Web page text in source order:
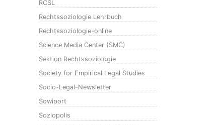
RCSL
Rechtssoziologie Lehrbuch
Rechtssoziologie-online
Science Media Center (SMC)
Sektion Rechtssoziologie
Society for Empirical Legal Studies
Socio-Legal-Newsletter
Sowiport
Soziopolis